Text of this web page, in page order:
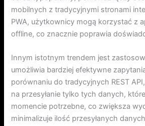
mobilnych z tradycyjnymi stronami
PWA, użytkownicy mogą korzystać z
offline, co znacznie poprawia
Innym istotnym trendem jest
umożliwia bardziej efektywne
porównaniu do tradycyjnych REST
na przesyłanie tylko tych danych,
momencie potrzebne, co zwiększa
minimalizuje ilość przesyłanych